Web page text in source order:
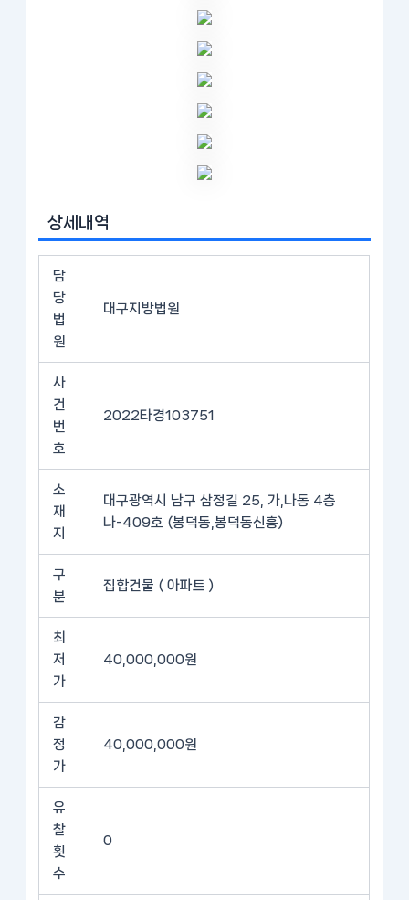
상세내역
담
당
법
원
대구지방법원
사
건
번
호
2022타경103751
소
재
지
대구광역시 남구 삼정길 25, 가,나동 4층
나-409호 (봉덕동,봉덕동신흥)
구
분
집합건물 ( 아파트 )
최
저
가
40,000,000원
감
정
가
40,000,000원
유
찰
횟
수
0